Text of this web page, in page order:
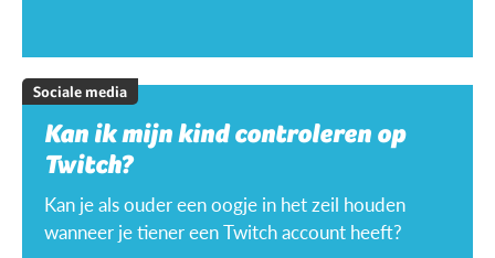
Sociale media
Kan ik mijn kind controleren op
Twitch?
Kan je als ouder een oogje in het zeil houden
wanneer je tiener een Twitch account heeft?